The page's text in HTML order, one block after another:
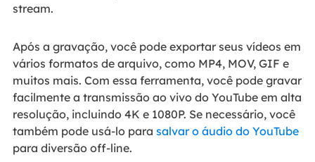
stream.
Após a gravação, você pode exportar seus vídeos em
vários formatos de arquivo, como MP4, MOV, GIF e
muitos mais. Com essa ferramenta, você pode gravar
facilmente a transmissão ao vivo do YouTube em alta
resolução, incluindo 4K e 1080P. Se necessário, você
também pode usá-lo para salvar o áudio do YouTube
para diversão off-line.